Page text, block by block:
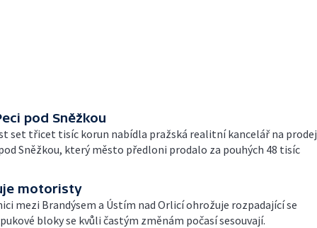
pod Sněžkou
set třicet tisíc korun nabídla pražská realitní kancelář na prodej
Sněžkou, který město předloni prodalo za pouhých 48 tisíc
motoristy
mezi Brandýsem a Ústím nad Orlicí ohrožuje rozpadající se
bloky se kvůli častým změnám počasí sesouvají.